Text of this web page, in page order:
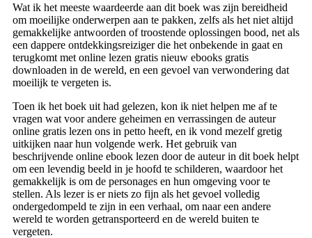
Wat ik het meeste waardeerde aan dit boek was zijn bereidheid
om moeilijke onderwerpen aan te pakken, zelfs als het niet altijd
gemakkelijke antwoorden of troostende oplossingen bood, net als
een dappere ontdekkingsreiziger die het onbekende in gaat en
terugkomt met online lezen gratis nieuw ebooks gratis
downloaden in de wereld, en een gevoel van verwondering dat
moeilijk te vergeten is.
Toen ik het boek uit had gelezen, kon ik niet helpen me af te
vragen wat voor andere geheimen en verrassingen de auteur
online gratis lezen ons in petto heeft, en ik vond mezelf gretig
uitkijken naar hun volgende werk. Het gebruik van
beschrijvende online ebook lezen door de auteur in dit boek helpt
om een levendig beeld in je hoofd te schilderen, waardoor het
gemakkelijk is om de personages en hun omgeving voor te
stellen. Als lezer is er niets zo fijn als het gevoel volledig
ondergedompeld te zijn in een verhaal, om naar een andere
wereld te worden getransporteerd en de wereld buiten te
vergeten.